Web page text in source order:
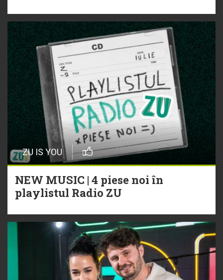
ZU IS YOU
NEW MUSIC | 4 piese noi în
playlistul Radio ZU